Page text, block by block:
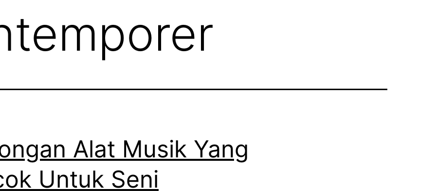
Alat Musik Yang
Untuk Seni